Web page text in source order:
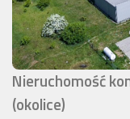
Nieruchomość
(okolice)